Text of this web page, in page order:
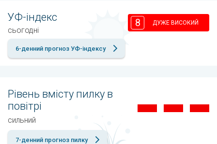
УФ-індекс
сьогодні
8 ДУЖЕ ВИСОКИЙ
6-денний прогноз УФ-індексу
Рівень вмісту пилку в
повітрі
сильний
7-денний прогноз пилку